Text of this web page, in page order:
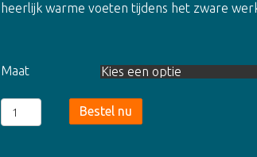
heerlijk warme voeten tijdens het zware
Maat
Apollo
Wollen
Bestel nu